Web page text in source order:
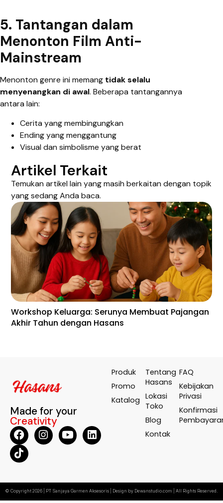
5. Tantangan dalam
Menonton Film Anti-
Mainstream
Menonton genre ini memang tidak selalu
menyenangkan di awal. Beberapa tantangannya
antara lain:
Cerita yang membingungkan
Ending yang menggantung
Visual dan simbolisme yang berat
Artikel Terkait
Temukan artikel lain yang masih berkaitan dengan topik
yang sedang Anda baca.
Workshop Keluarga: Serunya Membuat Pajangan
Akhir Tahun dengan Hasans
Made for your
Creativity
Produk
Promo
Katalog
Tentang
Hasans
Lokasi
Toko
Blog
Kontak
FAQ
Kebijakan
Privasi
Konfirmasi
© Copyright 2026 | PT Sanjaya Garmen Aksesoris | Design by Dewanstudio.com | All Rights Reserved.